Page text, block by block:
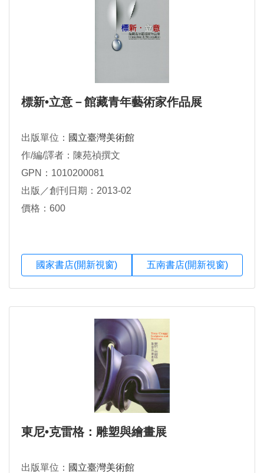
標新•立意－館藏青年藝術家作品展
出版單位： 國立臺灣美術館
作/編/譯者：陳苑禎撰文
GPN：1010200081
出版／創刊日期：2013-02
價格：600
國家書店(開新視窗) 五南書店(開新視窗)
東尼•克雷格：雕塑與繪畫展
出版單位： 國立臺灣美術館